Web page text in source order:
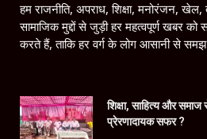
हम राजनीति, अपराध, शिक्षा, मनोरंजन,
सामाजिक मुद्दों से जुड़ी हर महत्वपूर्ण खबर
करते हैं, ताकि हर वर्ग के लोग आसानी से
शिक्षा, साहित्य और
प्रेरणादायक सफर ?